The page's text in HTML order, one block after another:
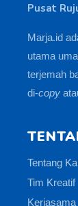
Pusat
Marja.id
utama
terjemah
di-copy
Tentang
Tim Kreatif
Kerjasama